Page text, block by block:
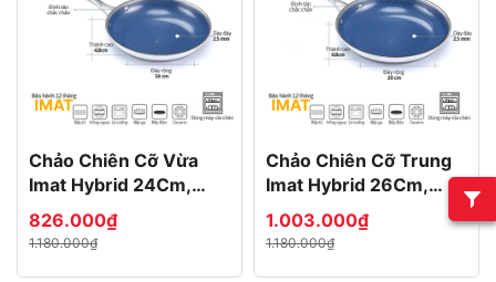
IMAT
Chảo Chiên Cỡ Vừa
Imat Hybrid 24Cm,
Chống Dính Ceramic
Xanh
826.000₫
1.180.000₫
IMAT
Chảo Chiên Cỡ Trung
Imat Hybrid 26Cm,
Chống Dính Ceramic
Xanh
1.003.000₫
1.180.000₫